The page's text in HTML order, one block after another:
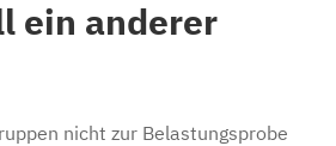
ein anderer
nicht zur Belastungsprobe